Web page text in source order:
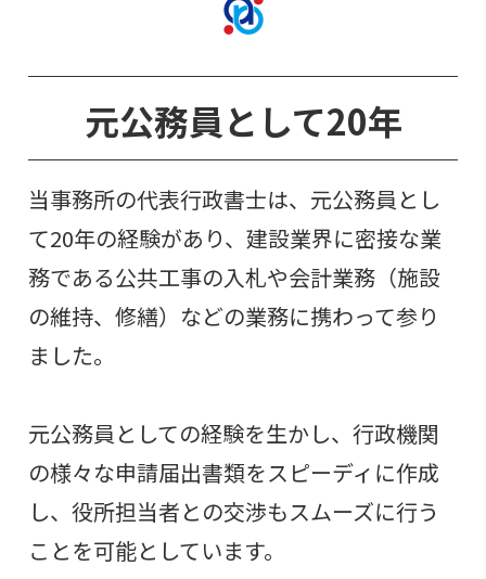
元公務員として20年
当事務所の代表行政書士は、元公務員とし
て20年の経験があり、建設業界に密接な業
務である公共工事の入札や会計業務（施設
の維持、修繕）などの業務に携わって参り
ました。
元公務員としての経験を生かし、行政機関
の様々な申請届出書類をスピーディに作成
し、役所担当者との交渉もスムーズに行う
ことを可能としています。